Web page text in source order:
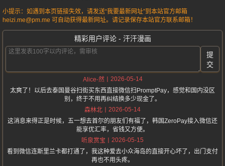
小提示：如遇到本页链接失效，请发送“我要最新网址”到本站官方邮箱
heizi.me@pm.me 可自动获得最新网址。请记录保存本站官方联系邮箱！
精彩用户评论 - 汗汗漫画
提
交
Alice-然
2026-05-14
太爽了！以后去泰国曼谷扫街买东西直接微信扫PromptPay，感觉和国内没区
别，终于不用再纠结换多少现金了。
森林北
2026-05-14
这消息来得正是时候，五一想去首尔的朋友们有福了，韩国ZeroPay接入微信还
能享优汇率，省钱又方便。
听泉赏宝
2026-05-15
看到微信连斯里兰卡都打通了，我这种爱去小众海岛的直接开心坏了，出门支付
再也不用头疼。